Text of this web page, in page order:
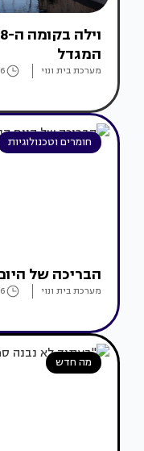
המגדל
מערכת בית ונוי
חומרים וטכנולוגיות
הבריכה של
מערכת בית ונוי
מה חדש